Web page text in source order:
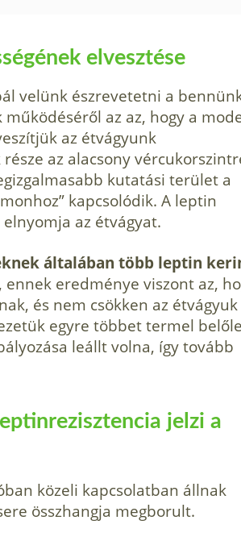
elvesztése
velünk észrevetetni a
az az, hogy a
az étvágyunk
az alacsony
kutatási terület a
kapcsolódik. A leptin
az étvágyat.
általában több leptin
eredménye viszont az,
és nem csökken az étvágyuk
egyre többet termel
leállt volna, így tovább
jelzi a
közeli kapcsolatban állnak
összhangja megborult.